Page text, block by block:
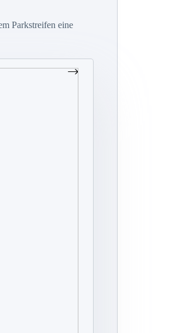
Parkstreifen eine